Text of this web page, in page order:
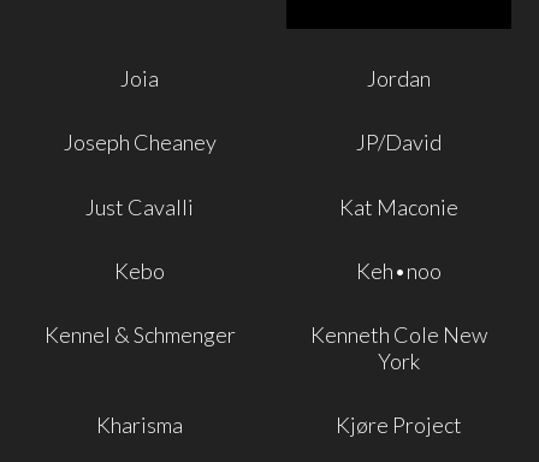
Joia Jordan
Joseph Cheaney JP/David
Just Cavalli Kat Maconie
Kebo Keh•noo
Kennel & Schmenger
Kenneth Cole New
York
Kharisma Kjøre Project